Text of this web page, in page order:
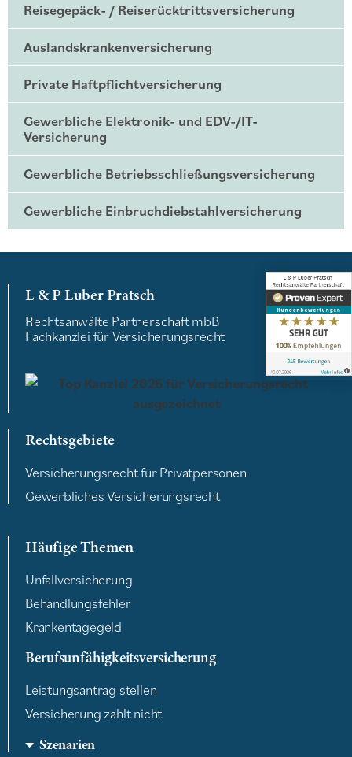
Reisegepäck- / Reiserücktrittsversicherung
Auslandskrankenversicherung
Private Haftpflichtversicherung
Gewerbliche Elektronik- und EDV-/IT-
Versicherung
Gewerbliche Betriebsschließungsversicherung
Gewerbliche Einbruchdiebstahlversicherung
L & P Luber Pratsch
Rechtsanwälte Partnerschaft mbB
Fachkanzlei für Versicherungsrecht
Rechtsgebiete
Versicherungsrecht für Privatpersonen
Gewerbliches Versicherungsrecht
Häufige Themen
Unfallversicherung
Behandlungsfehler
Krankentagegeld
Berufsunfähigkeitsversicherung
Leistungsantrag stellen
Versicherung zahlt nicht
Szenarien